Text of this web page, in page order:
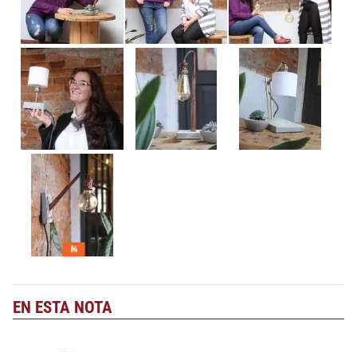
EN ESTA NOTA